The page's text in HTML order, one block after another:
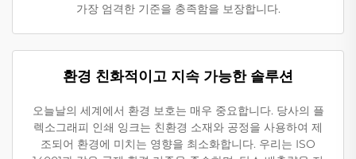
가장 엄격한 기준을 충족함을 보장합니다.
환경 친화적이고 지속 가능한 솔루션
오늘날의 세계에서 환경 보호는 매우 중요합니다. 당사의 플
렉소그래피 인쇄 잉크는 친환경 소재와 공정을 사용하여 제
조되어 환경에 미치는 영향을 최소화합니다. 우리는 ISO